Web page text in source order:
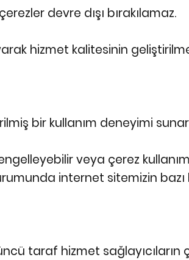
devre dışı bırakılamaz.
hizmet kalitesinin
bir kullanım deneyimi
veya çerez
internet sitemizin
taraf hizmet sağlayıcıların